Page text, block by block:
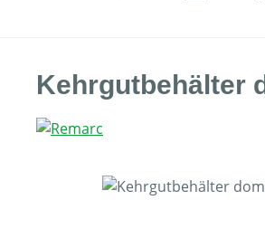
Kehrgutbehälter
Bildergalerie überspringen